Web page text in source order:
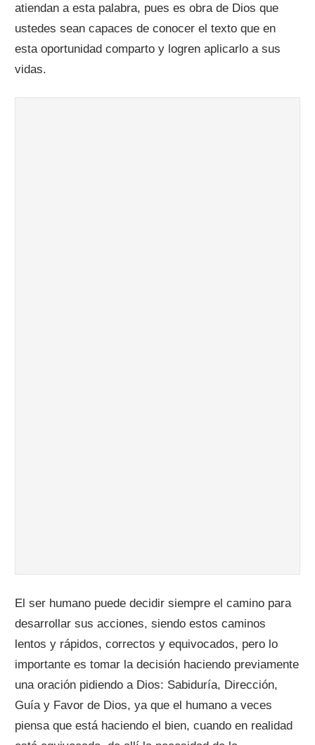
atiendan a esta palabra, pues es obra de Dios que
ustedes sean capaces de conocer el texto que en
esta oportunidad comparto y logren aplicarlo a sus
vidas.
El ser humano puede decidir siempre el camino para
desarrollar sus acciones, siendo estos caminos
lentos y rápidos, correctos y equivocados, pero lo
importante es tomar la decisión haciendo previamente
una oración pidiendo a Dios: Sabiduría, Dirección,
Guía y Favor de Dios, ya que el humano a veces
piensa que está haciendo el bien, cuando en realidad